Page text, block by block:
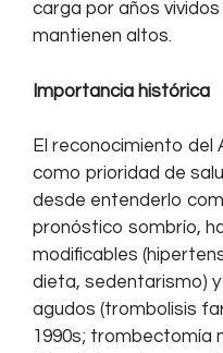
carga por años
mantienen altos.
Importancia histórica
El reconocimiento del
como prioridad de
desde entenderlo
pronóstico sombrío,
modificables
dieta, sedentarismo)
agudos (trombolisis
1990s; trombectomía